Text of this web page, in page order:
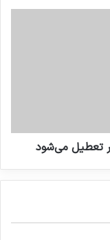
تعطیل می‌شود